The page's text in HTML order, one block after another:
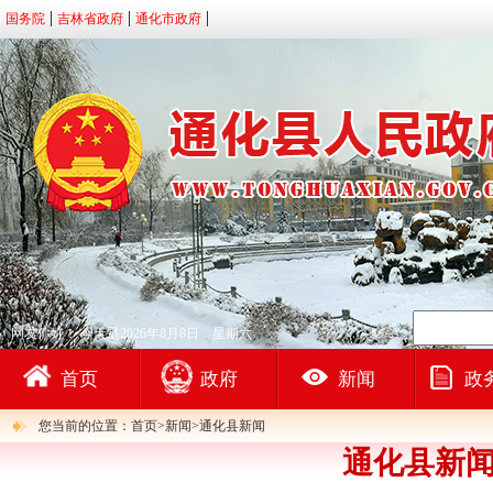
国务院 吉林省政府 通化市政府
网友你好！今天是2026年8月8日 星期六
首页 政府 新闻 政
您当前的位置：首页>新闻>通化县新闻
通化县新